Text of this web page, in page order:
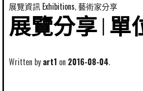
展覽資訊 Exhibitions,藝術家分享
展覽分享 | 單
Written by art1 2016-08-04